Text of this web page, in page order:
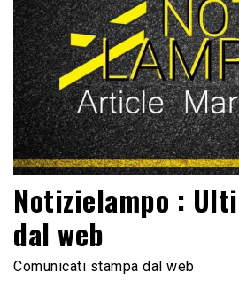
Notizielampo :
dal web
Comunicati stampa dal web